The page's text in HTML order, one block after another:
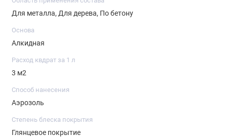
Для металла, Для дерева, По бетону
Основа
Алкидная
Расход квдрат за 1 л
3 м2
Способ нанесения
Аэрозоль
Степень блеска покрытия
Глянцевое покрытие